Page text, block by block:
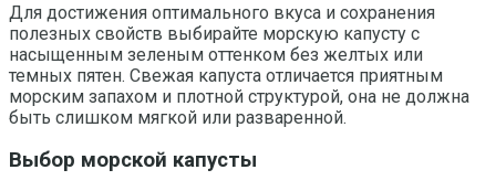
Для достижения оптимального вкуса и сохранения
полезных свойств выбирайте морскую капусту с
насыщенным зеленым оттенком без желтых или
темных пятен. Свежая капуста отличается приятным
морским запахом и плотной структурой, она не должна
быть слишком мягкой или разваренной.
Выбор морской капусты